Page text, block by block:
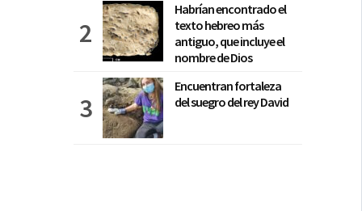
Habrían encontrado el
texto hebreo más
antiguo, que incluye el
nombre de Dios
Encuentran fortaleza
del suegro del rey David